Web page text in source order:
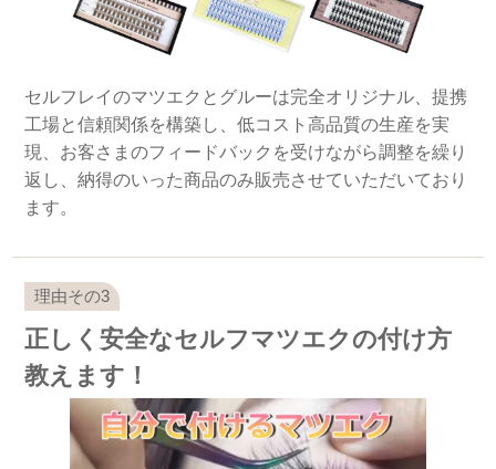
セルフレイのマツエクとグルーは完全オリジナル、提携
工場と信頼関係を構築し、低コスト高品質の生産を実
現、お客さまのフィードバックを受けながら調整を繰り
返し、納得のいった商品のみ販売させていただいており
ます。
正しく安全なセルフマツエクの付け方
教えます！